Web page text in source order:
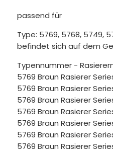
passend für
Type: 5769, 5768, 5749,
befindet sich auf dem
Typennummer -
5769 Braun Rasierer
5769 Braun Rasierer
5769 Braun Rasierer
5769 Braun Rasierer
5769 Braun Rasierer
5769 Braun Rasierer
5769 Braun Rasierer